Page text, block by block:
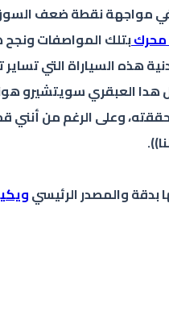
في مواجهة نقطة ضعف
محرك
هدا العبقري سويتشيرو
وعلى الرغم من
والمصدر الرئيسي